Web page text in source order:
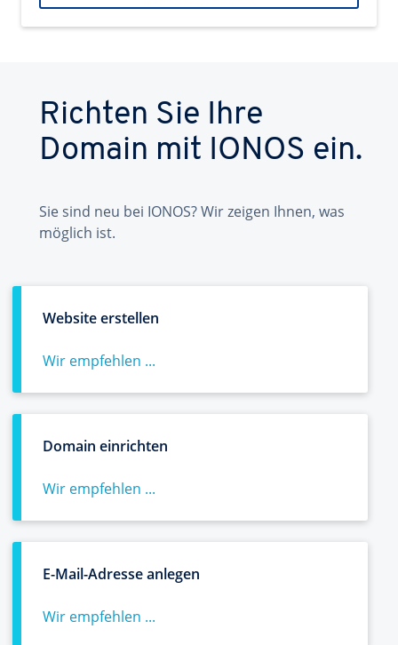
Richten Sie Ihre
Domain mit IONOS ein.
Sie sind neu bei IONOS? Wir zeigen Ihnen, was
möglich ist.
Website erstellen
Wir empfehlen ...
Domain einrichten
Wir empfehlen ...
E-Mail-Adresse anlegen
Wir empfehlen ...